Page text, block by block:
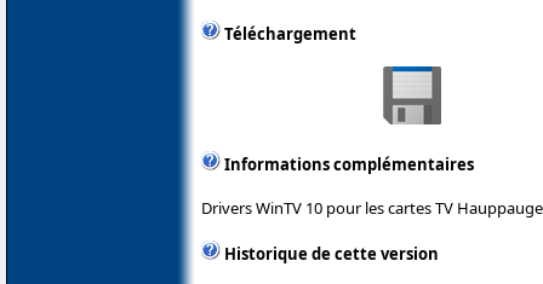
Téléchargement
Informations complémentaires
Drivers WinTV 10 pour les cartes TV
Historique de cette version